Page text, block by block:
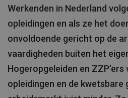
Werkenden in Nederland
opleidingen en als ze het
onvoldoende gericht op de
vaardigheden buiten het
Hogeropgeleiden en
opleidingen en de kwetsbare